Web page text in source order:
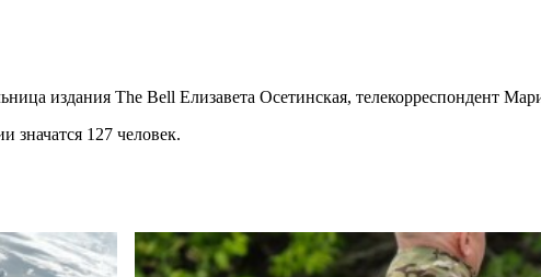
издания The Bell Елизавета Осетинская, телекорреспондент
значатся 127 человек.